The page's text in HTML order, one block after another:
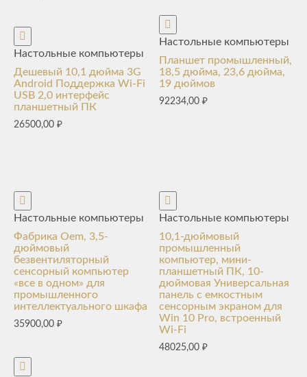
Настольные компьютеры
Дешевый 10,1 дюйма 3G
Android Поддержка Wi-Fi
USB 2,0 интерфейс
планшетный ПК
26500,00 ₽
Настольные компьютеры
Планшет промышленный,
18,5 дюйма, 23,6 дюйма,
19 дюймов
92234,00₽
Настольные компьютеры
Фабрика Oem, 3,5-
дюймовый
безвентиляторный
сенсорный компьютер
«все в одном» для
промышленного
интеллектуального шкафа
35900,00 ₽
Настольные компьютеры
10,1-дюймовый
промышленный
компьютер, мини-
планшетный ПК, 10-
дюймовая Универсальная
панель с емкостным
сенсорным экраном для
Win 10 Pro, встроенный
Wi-Fi
48025,00₽